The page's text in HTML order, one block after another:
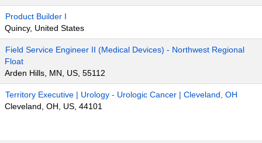
Product Builder I
Quincy, United States
Field Service Engineer II (Medical Devices) - Northwest Regional
Float
Arden Hills, MN, US, 55112
Territory Executive | Urology - Urologic Cancer | Cleveland, OH
Cleveland, OH, US, 44101